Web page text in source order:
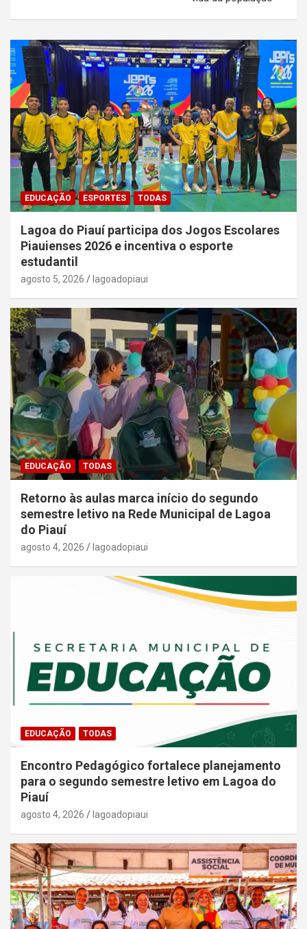
EDUCAÇÃO ESPORTES TODAS
Lagoa do Piauí participa dos Jogos Escolares
Piauienses 2026 e incentiva o esporte
estudantil
agosto 5, 2026 lagoadopiaui
EDUCAÇÃO TODAS
Retorno às aulas marca início do segundo
semestre letivo na Rede Municipal de Lagoa
do Piauí
agosto 4, 2026 lagoadopiaui
EDUCAÇÃO TODAS
Encontro Pedagógico fortalece planejamento
para o segundo semestre letivo em Lagoa do
Piauí
agosto 4, 2026 lagoadopiaui